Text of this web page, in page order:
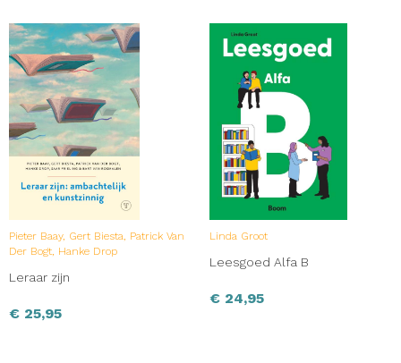
Pieter Baay, Gert Biesta, Patrick Van
Der Bogt, Hanke Drop
Leraar zijn
€ 25,95
Linda Groot
Leesgoed Alfa B
€ 24,95